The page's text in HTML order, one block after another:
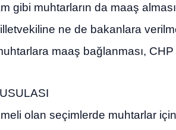
gibi muhtarların da maaş
ne de bakanlara
maaş bağlanması,
olan seçimlerde muhtarlar